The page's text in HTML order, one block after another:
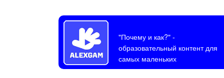
"Почему и как?"-
образовательный контент для
самых маленьких